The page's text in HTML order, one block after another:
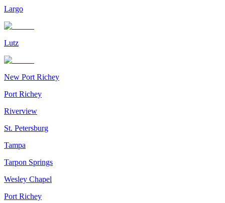
Largo
Lutz
New Port Richey
Port Richey
Riverview
St. Petersburg
Tampa
Tarpon Springs
Wesley Chapel
Port Richey